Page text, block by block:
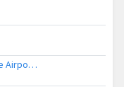
Lifeliner 2 naar Rotterdam The Hague Airport, Brandenburgbaan